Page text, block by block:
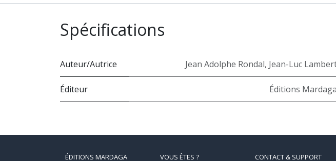
Spécifications
Auteur/Autrice Jean Adolphe Rondal, Jean-Luc
Éditeur Éditions Mardaga
VOUS ÊTES ? CONTACT & SUPPORT
ÉDITIONS MARDAGA